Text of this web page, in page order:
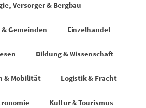
Versorger & Bergbau
Gemeinden Einzelhandel
Bildung & Wissenschaft
& Mobilität Logistik & Fracht
Kultur & Tourismus